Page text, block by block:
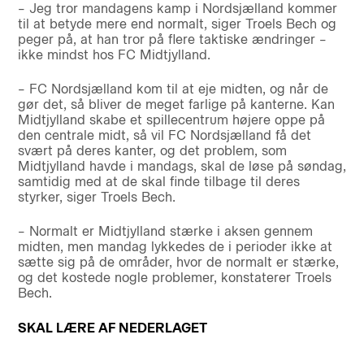
– Jeg tror mandagens kamp i Nordsjælland kommer
til at betyde mere end normalt, siger Troels Bech og
peger på, at han tror på flere taktiske ændringer –
ikke mindst hos FC Midtjylland.
– FC Nordsjælland kom til at eje midten, og når de
gør det, så bliver de meget farlige på kanterne. Kan
Midtjylland skabe et spillecentrum højere oppe på
den centrale midt, så vil FC Nordsjælland få det
svært på deres kanter, og det problem, som
Midtjylland havde i mandags, skal de løse på søndag,
samtidig med at de skal finde tilbage til deres
styrker, siger Troels Bech.
– Normalt er Midtjylland stærke i aksen gennem
midten, men mandag lykkedes de i perioder ikke at
sætte sig på de områder, hvor de normalt er stærke,
og det kostede nogle problemer, konstaterer Troels
Bech.
SKAL LÆRE AF NEDERLAGET